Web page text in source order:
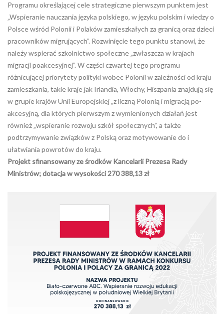
Programu określającej cele strategiczne pierwszym punktem jest
„Wspieranie nauczania języka polskiego, w języku polskim i wiedzy o
Polsce wśród Polonii i Polaków zamieszkałych za granicą oraz dzieci
pracowników migrujących”. Rozwinięcie tego punktu stanowi, że
należy wspierać szkolnictwo społeczne „zwłaszcza w krajach
migracji poakcesyjnej”. Wczęści czwartej tego programu
różnicującej priorytety polityki wobec Polonii w zależności od kraju
zamieszkania, takie kraje jak Irlandia, Włochy, Hiszpania znajdują się
w grupie krajów Unii Europejskiej „z liczną Polonią i migracją po-
akcesyjną, dla których pierwszym z wymienionych działań jest
również „wspieranie rozwoju szkół społecznych”, a także
podtrzymywanie związków z Polską oraz motywowanie do i
ułatwiania powrotów do kraju.
Projekt sfinansowany ze środków Kancelarii Prezesa Rady
Ministrów; dotacja w wysokości 270 388,13 zł